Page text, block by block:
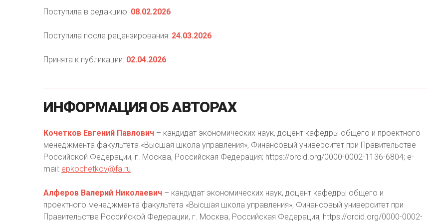
Поступила в редакцию: 08.02.2026
Поступила после рецензирования: 24.03.2026
Принята к публикации: 02.04.2026
ИНФОРМАЦИЯ ОБАВТОРАХ
Кочетков Евгений Павлович – кандидат экономических наук, доцент кафедры общего и проектного
менеджмента факультета «Высшая школа управления», Финансовый университет при Правительстве
Российской Федерации, г. Москва, Российская Федерация; https://orcid.org/0000-0002-1136-6804; e-
mail: epkochetkov@fa.ru
Алферов Валерий Николаевич – кандидат экономических наук, доцент кафедры общего и
проектного менеджмента факультета «Высшая школа управления», Финансовый университет при
Правительстве Российской Федерации, г. Москва, Российская Федерация; https://orcid.org/0000-0002-